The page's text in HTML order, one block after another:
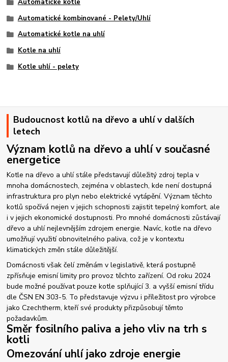
Automatické kotle
Automatické kombinované - Pelety/Uhlí
Automatické kotle na uhlí
Kotle na uhlí
Kotle uhlí - pelety
Budoucnost kotlů na dřevo a uhlí v dalších
letech
Význam kotlů na dřevo a uhlí v současné
energetice
Kotle na dřevo a uhlí stále představují důležitý zdroj tepla v
mnoha domácnostech, zejména v oblastech, kde není dostupná
infrastruktura pro plyn nebo elektrické vytápění. Význam těchto
kotlů spočívá nejen v jejich schopnosti zajistit tepelný komfort, ale
i v jejich ekonomické dostupnosti. Pro mnohé domácnosti zůstávají
dřevo a uhlí nejlevnějším zdrojem energie. Navíc, kotle na dřevo
umožňují využití obnovitelného paliva, což je v kontextu
klimatických změn stále důležitější.
Domácnosti však čelí změnám v legislativě, která postupně
zpřísňuje emisní limity pro provoz těchto zařízení. Od roku 2024
bude možné používat pouze kotle splňující 3. a vyšší emisní třídu
dle ČSN EN 303-5. To představuje výzvu i příležitost pro výrobce
jako Czechtherm, kteří své produkty přizpůsobují těmto
požadavkům.
Směr fosilního paliva a jeho vliv na trh s
kotli
Omezování uhlí jako zdroje energie